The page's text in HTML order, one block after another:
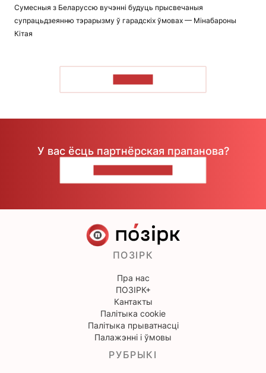
Сумесныя з Беларуссю вучэнні будуць прысвечаныя
супрацьдзеянню тэрарызму ў гарадскіх ўмовах — Мінабароны
Кітая
У вас ёсць партнёрская прапанова?
ПОЗІРК
Пра нас
ПОЗІРК+
Кантакты
Палітыка cookie
Палітыка прыватнасці
Палажэнні і ўмовы
РУБРЫКІ